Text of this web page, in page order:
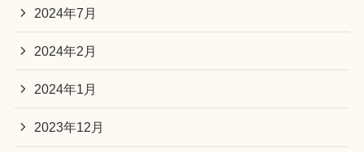
2024年7月
2024年2月
2024年1月
2023年12月